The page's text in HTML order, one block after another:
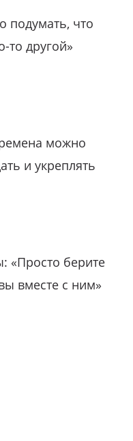
подумать, что
то другой»
можно
и укреплять
«Просто берите
вместе с ним»